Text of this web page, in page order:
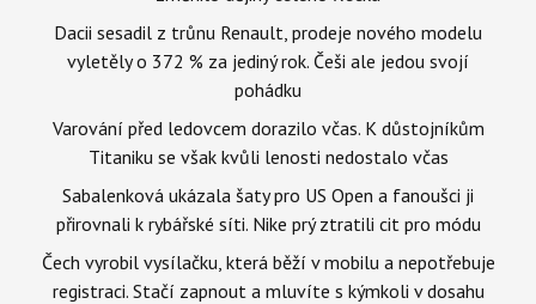
Dacii sesadil z trůnu Renault, prodeje nového modelu
vyletěly o 372 % za jediný rok. Češi ale jedou svojí
pohádku
Varování před ledovcem dorazilo včas. K důstojníkům
Titaniku se však kvůli lenosti nedostalo včas
Sabalenková ukázala šaty pro US Open a fanoušci ji
přirovnali k rybářské síti. Nike prý ztratili cit pro módu
Čech vyrobil vysílačku, která běží v mobilu a nepotřebuje
registraci. Stačí zapnout a mluvíte s kýmkoli v dosahu